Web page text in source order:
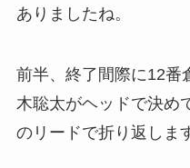
ありましたね。
前半、終了間際に12番
木聡太がヘッドで決め
のリードで折り返しま